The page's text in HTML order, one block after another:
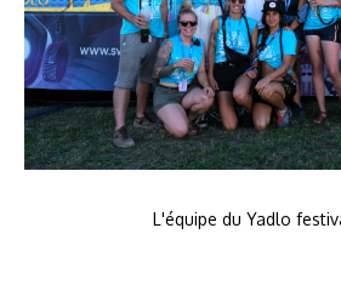
L'équipe du Yadlo